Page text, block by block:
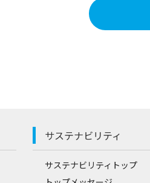
サステナビリティ
サステナビリティトップ